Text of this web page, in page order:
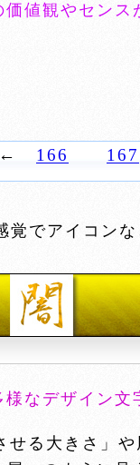
価値観やセン
166 167
でアイコンな
なデザイン文
る大きさ」